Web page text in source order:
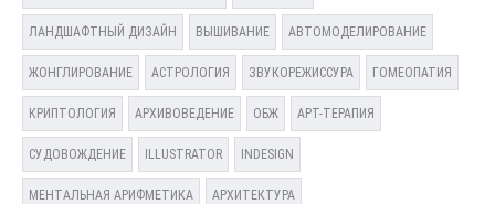
ЛАНДШАФТНЫЙ ДИЗАЙН ВЫШИВАНИЕ АВТОМОДЕЛИРОВАНИЕ
ЖОНГЛИРОВАНИЕ АСТРОЛОГИЯ ЗВУКОРЕЖИССУРА ГОМЕОПАТИЯ
КРИПТОЛОГИЯ АРХИВОВЕДЕНИЕ ОБЖ АРТ-ТЕРАПИЯ
СУДОВОЖДЕНИЕ ILLUSTRATOR INDESIGN
МЕНТАЛЬНАЯ АРИФМЕТИКА АРХИТЕКТУРА